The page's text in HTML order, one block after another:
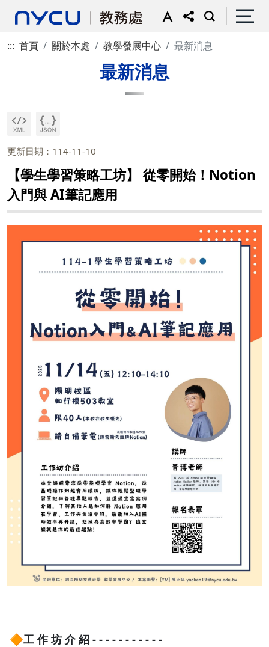
::: 首頁 關於本處 教學發展中心 最新消息
最新消息
更新日期：114-11-10
【學生學習策略工坊】 從零開始！Notion
入門與 AI筆記應用
🔶工 作 坊 介 紹 - - - - - - - - - - -